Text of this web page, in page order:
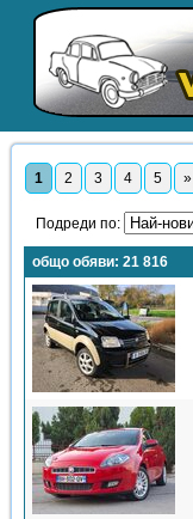
1 2 3 4 5 »
Подреди по:
общо обяви: 21 816